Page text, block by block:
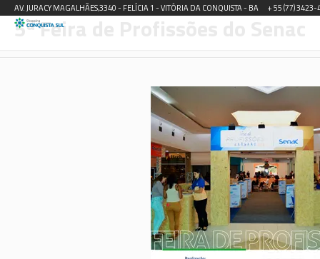
AV. JURACY MAGALHÃES,3340 - FELÍCIA 1 - VITÓRIA DA CONQUISTA - BA + 55 (77)
5ª Feira de Profissões do Senac